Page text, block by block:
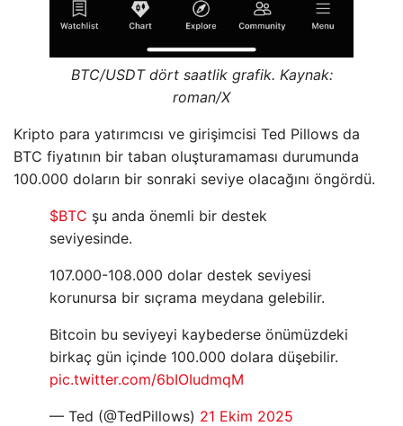
BTC/USDT dört saatlik grafik. Kaynak:
roman/X
Kripto para yatırımcısı ve girişimcisi Ted Pillows da
BTC fiyatının bir taban oluşturamaması durumunda
100.000 doların bir sonraki seviye olacağını öngördü.
$BTC şu anda önemli bir destek
seviyesinde.
107.000-108.000 dolar destek seviyesi
korunursa bir sıçrama meydana gelebilir.
Bitcoin bu seviyeyi kaybederse önümüzdeki
birkaç gün içinde 100.000 dolara düşebilir.
pic.twitter.com/6bIOIudmqM
— Ted (@TedPillows) 21 Ekim 2025